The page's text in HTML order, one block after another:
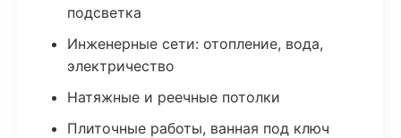
подсветка
Инженерные сети: отопление, вода,
электричество
Натяжные и реечные потолки
Плиточные работы, ванная под ключ